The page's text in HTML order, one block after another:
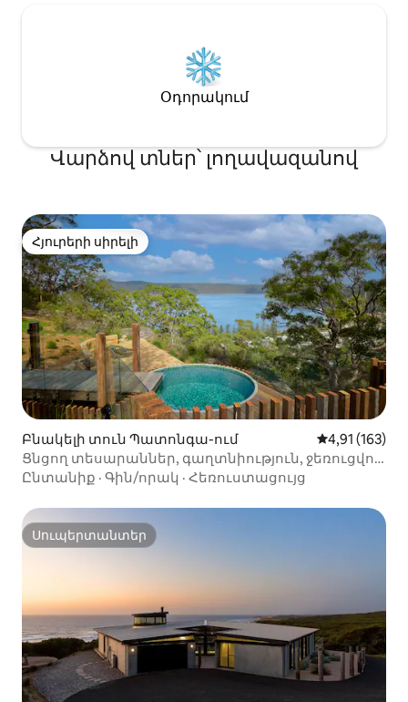
Օդորակում
Վարձով տներ՝ լողավազանով
Հյուրերի սիրելի
Հյուրերի սիրելի
Բնակելի տուն Պատոնգա-ում Միջին
4,91 (163)
Ցնցող տեսարաններ, գաղտնիություն, ջեռուցվող
լողավազան և սաունա
Ընտանիք · Գին/որակ · Հեռուստացույց
Սուպերտանտեր
Սուպերտանտեր